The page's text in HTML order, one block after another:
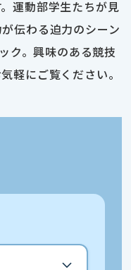
運動部学生たちが見
伝わる迫力のシーン
ク。興味のある競技
軽にご覧ください。